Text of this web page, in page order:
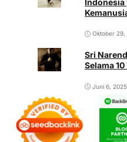
Oktober 29,
Sri
Selama 10
Juni 6, 2025